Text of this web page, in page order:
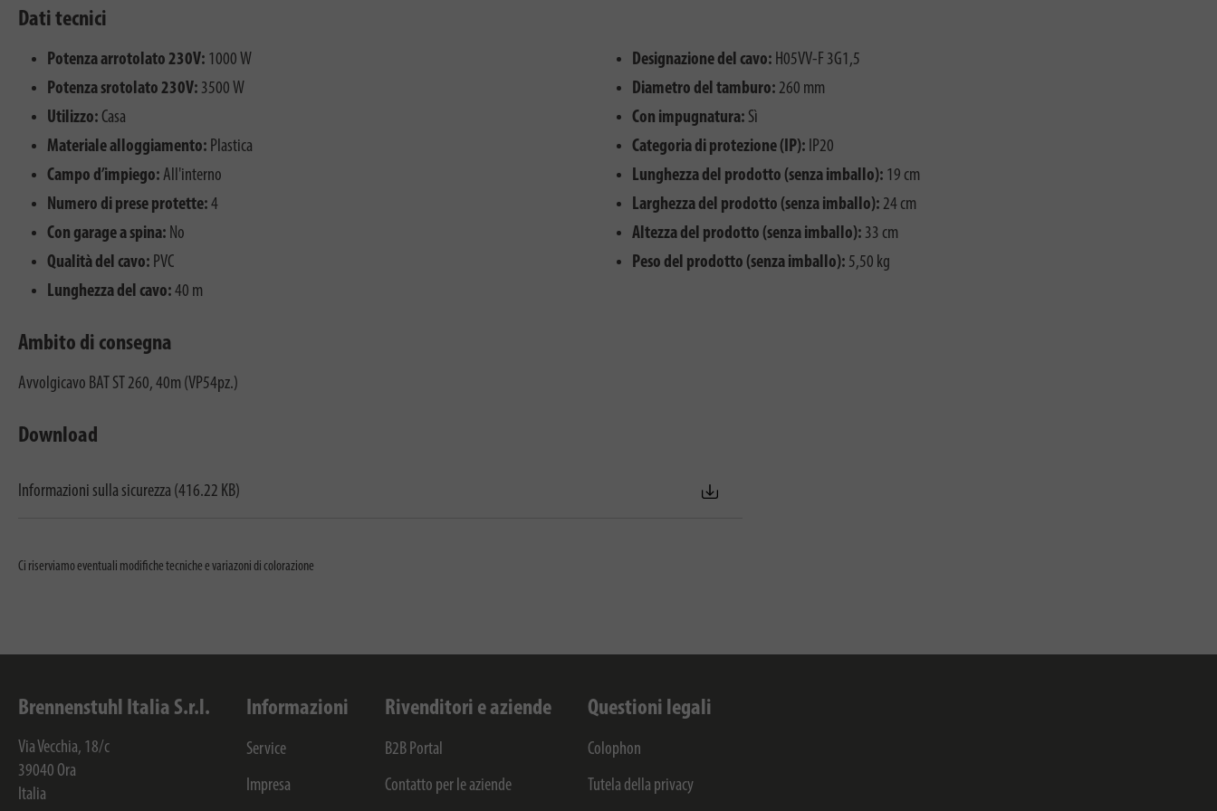
Dati tecnici
Potenza arrotolato 230V: 1000 W
Potenza srotolato 230V: 3500 W
Utilizzo: Casa
Materiale alloggiamento: Plastica
Campo d’impiego: All'interno
Numero di prese protette: 4
Con garage a spina: No
Qualità del cavo: PVC
Lunghezza del cavo: 40 m
Designazione del cavo: H05VV-F 3G1,5
Diametro del tamburo: 260 mm
Con impugnatura: Sì
Categoria di protezione (IP): IP20
Lunghezza del prodotto (senza imballo): 19 cm
Larghezza del prodotto (senza imballo): 24 cm
Altezza del prodotto (senza imballo): 33 cm
Peso del prodotto (senza imballo): 5,50 kg
Ambito di consegna
Avvolgicavo BAT ST 260, 40m (VP54pz.)
Download
Informazioni sulla sicurezza (416.22 KB)
Ci riserviamo eventuali modifiche tecniche e variazoni di colorazione
Brennenstuhl Italia S.r.l.
Via Vecchia, 18/c
39040 Ora
Italia
Informazioni
Service
Impresa
Rivenditori e aziende
B2B Portal
Contatto per le aziende
Questioni legali
Colophon
Tutela della privacy